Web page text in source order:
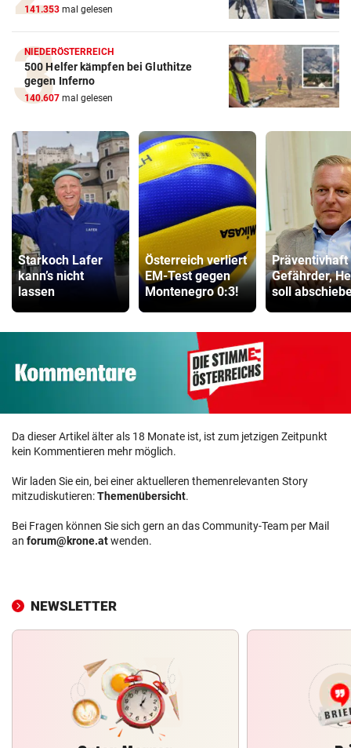
141.353 mal gelesen
NIEDERÖSTERREICH
500 Helfer kämpfen bei Gluthitze
gegen Inferno
140.607 mal gelesen
Starkoch Lafer
kann’s nicht
lassen
Österreich verliert
EM-Test gegen
Montenegro 0:3!
Gefährder,
soll
Da dieser Artikel älter als 18 Monate ist, ist zum jetzigen Zeitpunkt
kein Kommentieren mehr möglich.
Wir laden Sie ein, bei einer aktuelleren themenrelevanten Story
mitzudiskutieren:Themenübersicht.
Bei Fragen können Sie sich gern an das Community-Team per Mail
an forum@krone.atwenden.
NEWSLETTER